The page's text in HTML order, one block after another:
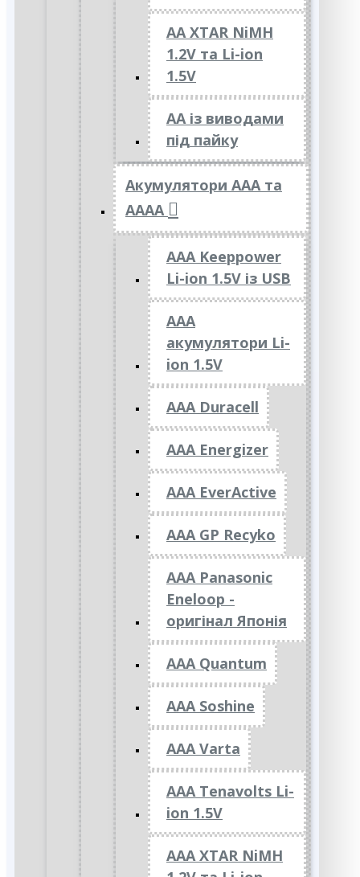
AA XTAR NiMH
1.2V та Li-ion
1.5V
АА із виводами
під пайку
Акумулятори ААА та
АААА
AAA Keeppower
Li-ion 1.5V із USB
ААА
акумулятори Li-
ion 1.5V
AAA Duracell
AAA Energizer
AAA EverActive
AAA GP Recyko
AAA Panasonic
Eneloop -
оригінал Японія
AAA Quantum
AAA Soshine
AAA Varta
AAA Tenavolts Li-
ion 1.5V
AAA XTAR NiMH